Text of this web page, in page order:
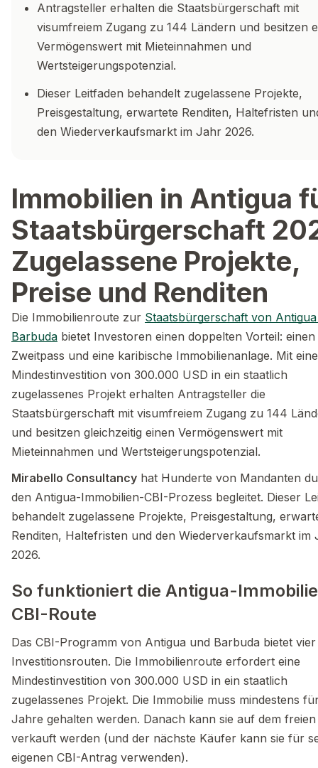
Antragsteller erhalten die Staatsbürgerschaft mit
visumfreiem Zugang zu 144 Ländern und besitzen
Vermögenswert mit Mieteinnahmen und
Wertsteigerungspotenzial.
Dieser Leitfaden behandelt zugelassene Projekte,
Preisgestaltung, erwartete Renditen, Haltefristen
den Wiederverkaufsmarkt im Jahr 2026.
Immobilien in Antigua
Staatsbürgerschaft
Zugelassene Projekte,
Preise und Renditen
Die Immobilienroute zur Staatsbürgerschaft von
Barbuda bietet Investoren einen doppelten Vorteil: einen
Zweitpass und eine karibische Immobilienanlage. Mit
Mindestinvestition von 300.000 USD in ein staatlich
zugelassenes Projekt erhalten Antragsteller die
Staatsbürgerschaft mit visumfreiem Zugang zu 144
und besitzen gleichzeitig einen Vermögenswert mit
Mieteinnahmen und Wertsteigerungspotenzial.
Mirabello Consultancy hat Hunderte von Mandanten
den Antigua-Immobilien-CBI-Prozess begleitet. Dieser
behandelt zugelassene Projekte, Preisgestaltung,
Renditen, Haltefristen und den Wiederverkaufsmarkt im
2026.
So funktioniert die Antigua-
CBI-Route
Das CBI-Programm von Antigua und Barbuda bietet vier
Investitionsrouten. Die Immobilienroute erfordert eine
Mindestinvestition von 300.000 USD in ein staatlich
zugelassenes Projekt. Die Immobilie muss mindestens
Jahre gehalten werden. Danach kann sie auf dem
verkauft werden (und der nächste Käufer kann sie für
eigenen CBI-Antrag verwenden).